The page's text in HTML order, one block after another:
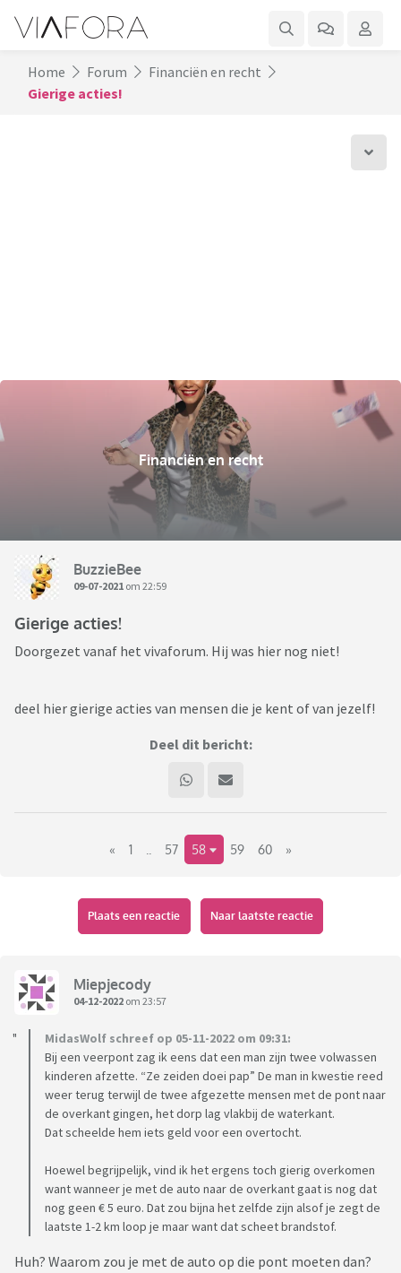
Home Forum
Financiën en recht
Gierige acties!
Financiën en recht
BuzzieBee
09-07-2021 om 22:59
Gierige acties!
Doorgezet vanaf het vivaforum. Hij was hier nog niet!
deel hier gierige acties van mensen die je kent of van jezelf!
Deel dit bericht:
« 1 57 58 59 60 »
Plaats een reactie Naar laatste reactie
Miepjecody
04-12-2022 om 23:57
MidasWolf schreef op 05-11-2022 om 09:31:
Bij een veerpont zag ik eens dat een man zijn twee volwassen
kinderen afzette. “Ze zeiden doei pap” De man in kwestie reed
weer terug terwijl de twee afgezette mensen met de pont naar
de overkant gingen, het dorp lag vlakbij de waterkant.
Dat scheelde hem iets geld voor een overtocht.
Hoewel begrijpelijk, vind ik het ergens toch gierig overkomen
want wanneer je met de auto naar de overkant gaat is nog dat
nog geen € 5 euro. Dat zou bijna het zelfde zijn alsof je zegt de
laatste 1-2 km loop je maar want dat scheet brandstof.
Huh? Waarom zou je met de auto op die pont moeten dan?